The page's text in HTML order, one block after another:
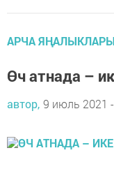
АРЧА ЯҢАЛЫКЛАРЫ
Өч атнада –
автор, 9 июль 2021